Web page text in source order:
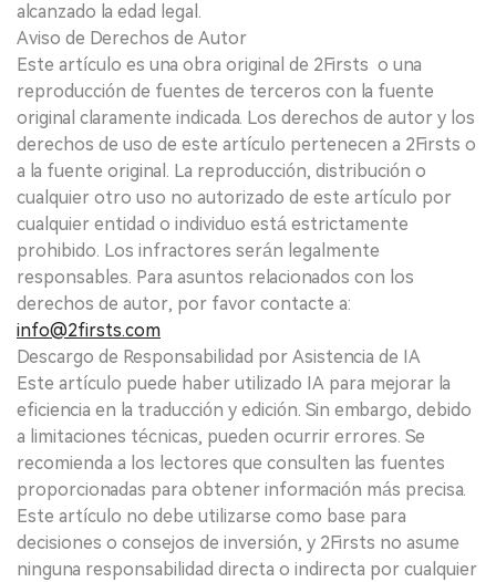
alcanzado la edad legal.
Aviso de Derechos de Autor
Este artículo es una obra original de 2Firsts o una
reproducción de fuentes de terceros con la fuente
original claramente indicada. Los derechos de autor y los
derechos de uso de este artículo pertenecen a 2Firsts o
a la fuente original. La reproducción, distribución o
cualquier otro uso no autorizado de este artículo por
cualquier entidad o individuo está estrictamente
prohibido. Los infractores serán legalmente
responsables. Para asuntos relacionados con los
derechos de autor, por favor contacte a:
info@2firsts.com
Descargo de Responsabilidad por Asistencia de IA
Este artículo puede haber utilizado IA para mejorar la
eficiencia en la traducción y edición. Sin embargo, debido
a limitaciones técnicas, pueden ocurrir errores. Se
recomienda a los lectores que consulten las fuentes
proporcionadas para obtener información más precisa.
Este artículo no debe utilizarse como base para
decisiones o consejos de inversión, y 2Firsts no asume
ninguna responsabilidad directa o indirecta por cualquier